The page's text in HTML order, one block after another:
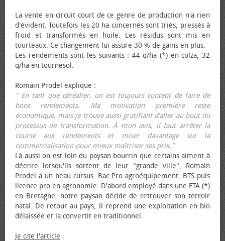
La vente en circuit court de ce genre de production n'a rien
d'évident. Toutefois les 20 ha concernés sont triés, pressés à
froid et transformés en huile. Les résidus sont mis en
tourteaux. Ce changement lui assure 30 % de gains en plus.
Les rendements sont les suivants : 44 q/ha (*) en colza, 32
q/ha en tournesol.
Romain Prodel explique :
" En tant que céréalier, on est toujours content de faire de
bons rendements. Ma motivation première reste
économique, mais je trouve aussi gratifiant d’aller au bout du
processus de transformation. À mon avis, il faut arrêter la
course aux rendements et miser davantage sur la
commercialisation pour mieux maîtriser ses prix."
Là aussi on est loin du paysan bourrin que certains aiment à
décrire lorsqu'ils sortent de leur "grande ville", Romain
Prodel a un beau cursus. Bac Pro agroéquipement, BTS puis
licence pro en agronomie. D'abord employé dans une ETA (*)
en Bretagne, notre paysan décide de retrouver son terroir
natal. De retour au pays, il reprend une exploitation en bio
délaissée et la convertit en traditionnel.
Je cite l'article :